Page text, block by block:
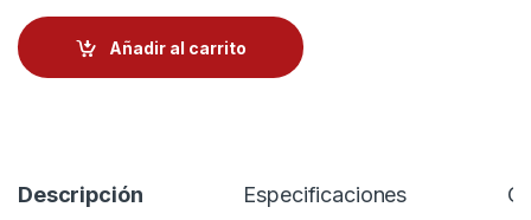
Añadir al carrito
Descripción Especificaciones